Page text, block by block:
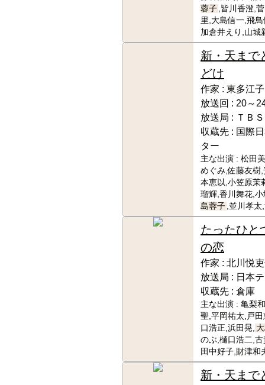
蓉子 ,皆川香澄,
里,大島信一,飛
加倉井えり,山城
新・天まで
どけ
作家 : 東多江子
放送回 : 20～
放送局 : ＴＢＳ
収蔵先 : 国際
ター
主な出演 : 松田
めぐみ,佐藤友樹
本恵以,小笠原茉
瑠輝,香川舞花,
島蓉子 ,並川孝
たったひと
の恋
作家 : 北川悦
放送局 : 日本
収蔵先 : 倉庫
主な出演 : 亀梨
聖,平岡祐太,戸
口浩正,浜田晃,
のぶ,樋口浩二,
田中好子,財津和
新・天まで